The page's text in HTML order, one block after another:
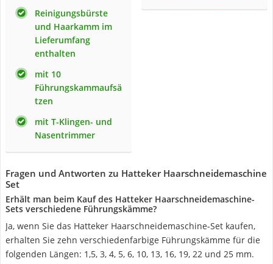
Reinigungsbürste
und Haarkamm im
Lieferumfang
enthalten
mit 10
Führungskammaufsä
tzen
mit T-Klingen- und
Nasentrimmer
Fragen und Antworten zu Hatteker Haarschneidemaschine
Set
Erhält man beim Kauf des Hatteker Haarschneidemaschine-
Sets verschiedene Führungskämme?
Ja, wenn Sie das Hatteker Haarschneidemaschine-Set kaufen,
erhalten Sie zehn verschiedenfarbige Führungskämme für die
folgenden Längen: 1,5, 3, 4, 5, 6, 10, 13, 16, 19, 22 und 25 mm.